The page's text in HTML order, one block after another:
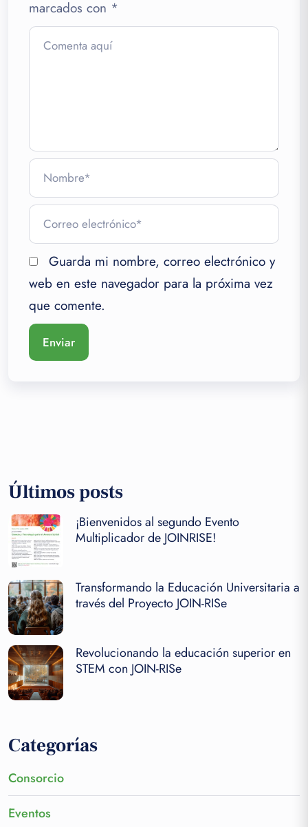
marcados con *
Guarda mi nombre, correo electrónico y
web en este navegador para la próxima vez
que comente.
Últimos posts
¡Bienvenidos al segundo Evento
Multiplicador de JOINRISE!
Transformando la Educación Universitaria a
través del Proyecto JOIN-RISe
Revolucionando la educación superior en
STEM con JOIN-RISe
Categorías
Consorcio
Eventos